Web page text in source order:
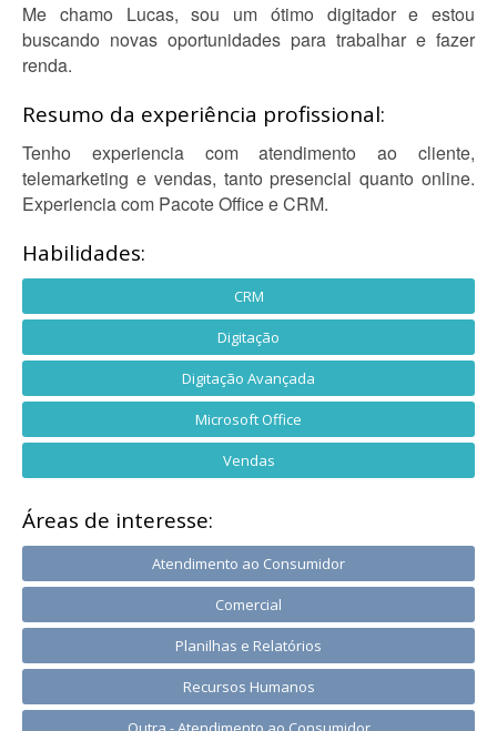
Me chamo Lucas, sou um ótimo digitador e estou
buscando novas oportunidades para trabalhar e fazer
renda.
Resumo da experiência profissional:
Tenho experiencia com atendimento ao cliente,
telemarketing e vendas, tanto presencial quanto online.
Experiencia com Pacote Office e CRM.
Habilidades:
CRM
Digitação
Digitação Avançada
Microsoft Office
Vendas
Áreas de interesse:
Atendimento ao Consumidor
Comercial
Planilhas e Relatórios
Recursos Humanos